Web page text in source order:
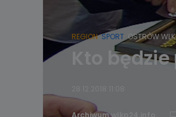
REGION SPORT OSTRÓW
Kto
Archiwum wlkp24.info